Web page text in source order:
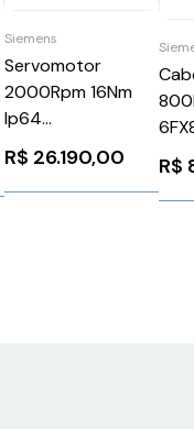
Siemens
Servomotor
2000Rpm 16Nm
Ip64
1FK70832AC711RB0
Siemens 91581
R$ 26.190,00 R$